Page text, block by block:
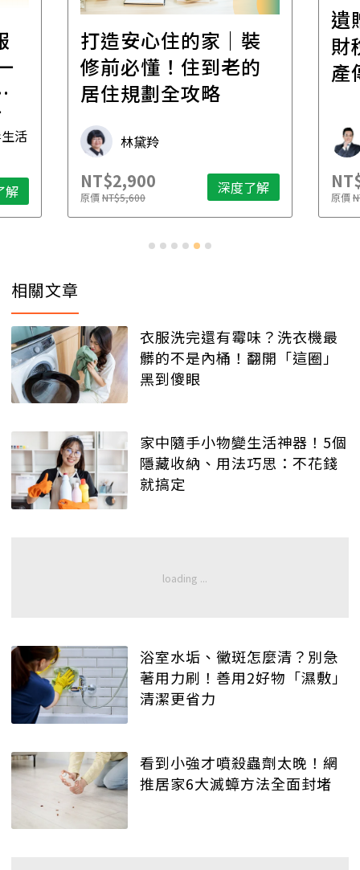
活
解
打造安心住的家｜裝
修前必懂！住到老的
居住規劃全攻略
林黛羚
NT$2,900
原價NT$5,600 深度了解
遺
財
產
原價
相關文章
衣服洗完還有霉味？洗衣機最
髒的不是內桶！翻開「這圈」
黑到傻眼
家中隨手小物變生活神器！5個
隱藏收納、用法巧思：不花錢
就搞定
浴室水垢、黴斑怎麼清？別急
著用力刷！善用2好物「濕敷」
清潔更省力
看到小強才噴殺蟲劑太晚！網
推居家6大滅蟑方法全面封堵